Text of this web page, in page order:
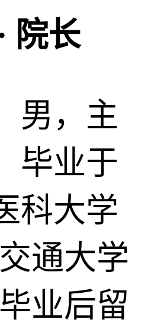
院长
男，主
毕业于
科大学
通大学
业后留